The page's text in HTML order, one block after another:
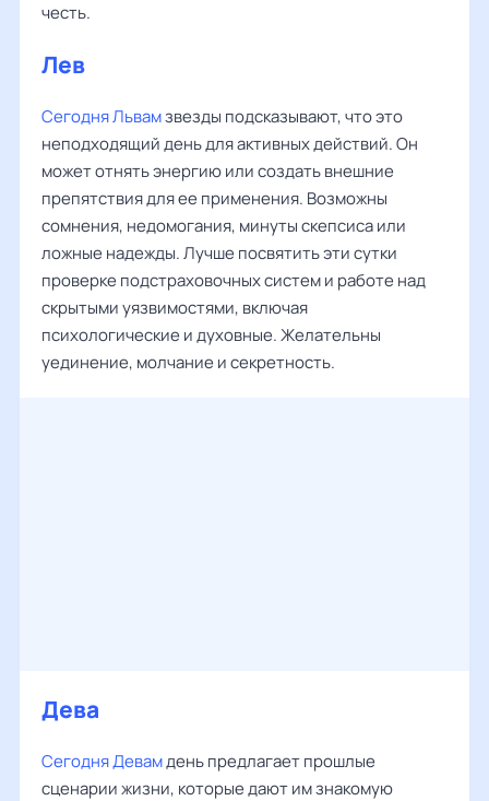
честь.
Лев
Сегодня Львамзвезды подсказывают, что это
неподходящий день для активных действий. Он
может отнять энергию или создать внешние
препятствия для ее применения. Возможны
сомнения, недомогания, минуты скепсиса или
ложные надежды. Лучше посвятить эти сутки
проверке подстраховочных систем и работе над
скрытыми уязвимостями, включая
психологические и духовные. Желательны
уединение, молчание и секретность.
Дева
Сегодня Девамдень предлагает прошлые
сценарии жизни, которые дают им знакомую